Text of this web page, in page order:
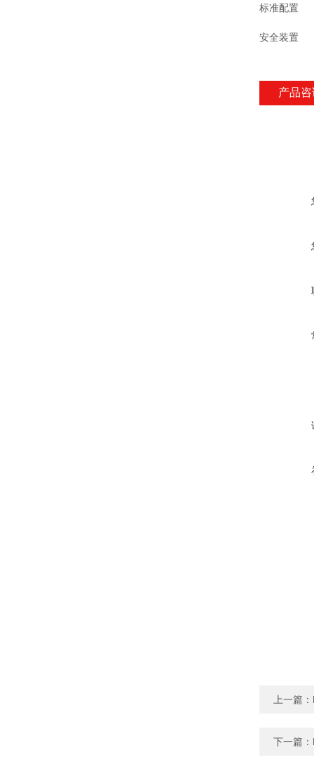
标准配置
安全装置
产品
上一篇：
下一篇：